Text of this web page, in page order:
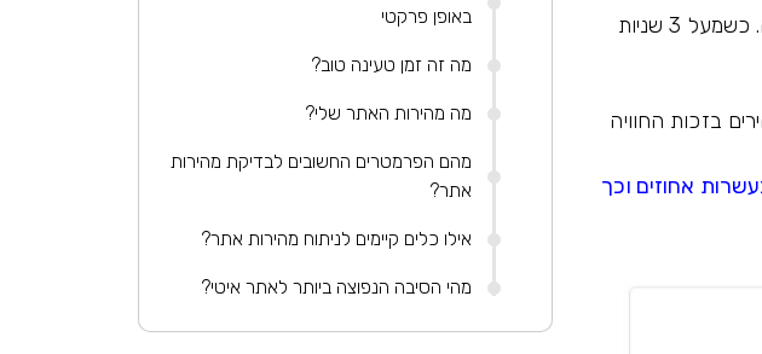
משתמשים מצפים לאתרים שיטענו תוך פחות משניה. כשמעל 3 שניות
בזכות החוויה
אחוזים וכך
באופן פרקטי
מה זה זמן טעינה טוב?
מה מהירות האתר שלי?
מהם הפרמטרים החשובים לבדיקת מהירות
אתר?
אילו כלים קיימים לניתוח מהירות אתר?
מהי הסיבה הנפוצה ביותר לאתר איטי?